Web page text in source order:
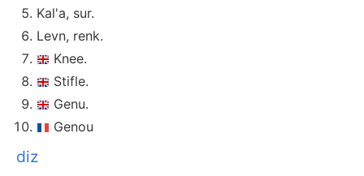
Kal'a, sur.
Levn, renk.
Knee.
Stifle.
Genu.
Genou
diz